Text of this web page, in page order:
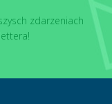
zdarzeniach